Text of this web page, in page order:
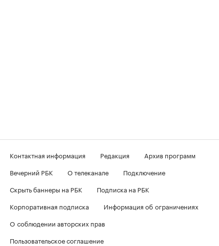
Контактная информация Редакция
Архив программ
Вечерний РБК
О телеканале
Подключение
Скрыть баннеры на РБК
Подписка на РБК
Корпоративная подписка
Информация об ограничениях
О соблюдении авторских прав
Пользовательское соглашение